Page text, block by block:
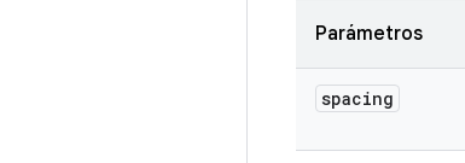
Parámetros
spacing